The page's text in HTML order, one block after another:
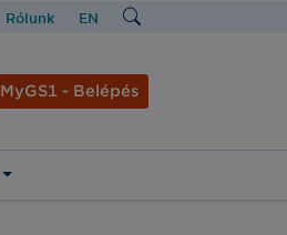
Rólunk EN
MyGS1 - Belépés